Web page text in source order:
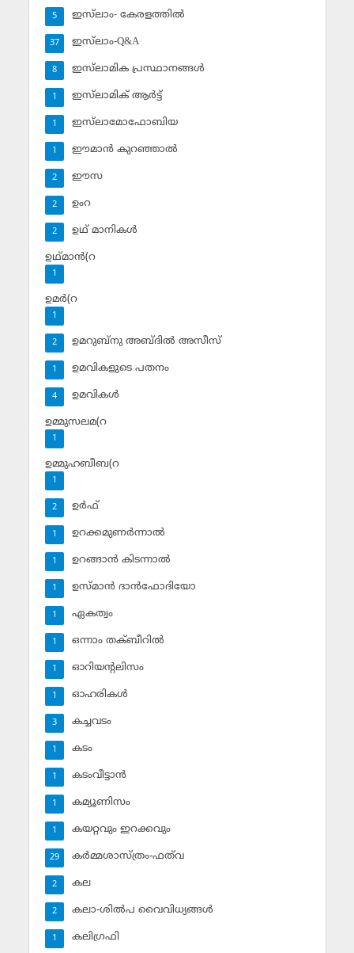
ഇസ്‌ലാം- കേരളത്തില്‍
5
ഇസ്‌ലാം-Q&A
37
ഇസ്‌ലാമിക പ്രസ്ഥാനങ്ങള്‍
8
ഇസ്‌ലാമിക് ആര്‍ട്ട്
1
ഇസ്‌ലാമോഫോബിയ
1
ഈമാന്‍ കുറഞ്ഞാല്‍
1
ഈസ
2
ഉംറ
2
ഉഥ് മാനികള്‍
2
ഉഥ്മാന്‍(റ
1
ഉമര്‍(റ
1
ഉമറുബ്‌നു അബ്ദില്‍ അസീസ്‌
2
ഉമവികളുടെ പതനം
1
ഉമവികള്‍
4
ഉമ്മുസലമ(റ
1
ഉമ്മുഹബീബ(റ
1
ഉര്‍ഫ്
2
ഉറക്കമുണര്‍ന്നാല്‍
1
ഉറങ്ങാന്‍ കിടന്നാല്‍
1
ഉസ്മാന്‍ ദാന്‍ഫോദിയോ
1
ഏകത്വം
1
ഒന്നാം തക്ബീറില്‍
1
ഓറിയന്റലിസം
1
ഓഹരികള്‍
1
കച്ചവടം
3
കടം
1
കടംവീട്ടാന്‍
1
കമ്യൂണിസം
1
കയറ്റവും ഇറക്കവും
1
കര്‍മ്മശാസ്ത്രം-ഫത്‌വ
29
കല
2
കലാ-ശില്‍പ വൈവിധ്യങ്ങള്‍
2
കലിഗ്രഫി
1